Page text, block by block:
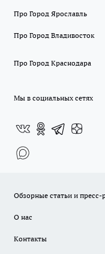
Про Город Ярославль
Про Город Владивосток
Про Город Краснодара
Мы в социальных сетях
Обзорные статьи и пресс-
О нас
Контакты